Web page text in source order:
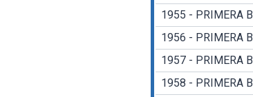
1955 - PRIMERA B
1956 - PRIMERA B
1957 - PRIMERA B
1958 - PRIMERA B